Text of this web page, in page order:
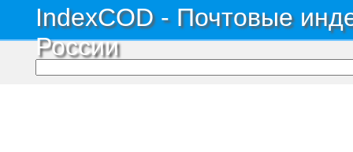
IndexCOD - Почтовые
России